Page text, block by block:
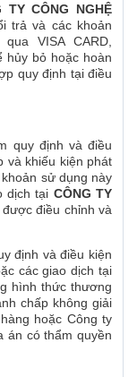
TY CÔNG NGHỆ
trả và các khoản
VISA CARD,
hủy bỏ hoặc hoàn
quy định tại điều
quy định và điều
và khiếu kiện phát
sử dụng này
dịch tại CÔNG TY
điều chỉnh và
định và điều kiện
các giao dịch tại
hình thức thương
chấp không giải
hoặc Công ty
án có thẩm quyền